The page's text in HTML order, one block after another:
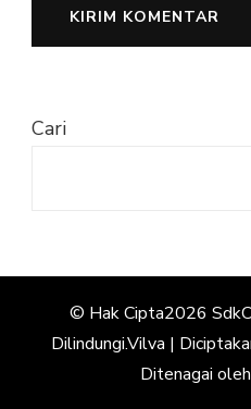
Cari
© Hak Cipta2026
Dilindungi.Vilva |
Ditenagai oleh